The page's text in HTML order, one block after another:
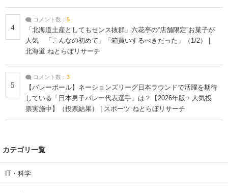
4
コメント数： 5
「北海道土産としてもセンス抜群」六花亭の“店舗限定”お菓子が
人気 「こんなの初めて」「箱買いするべきだった」（1/2） |
北海道 ねとらぼリサーチ
5
コメント数： 3
【バレーボール】ネーションズリーグ日本ラウンドで活躍を期待
している「日本男子バレー代表選手」は？【2026年版・人気投
票実施中】（投票結果） | スポーツ ねとらぼリサーチ
カテゴリ一覧
IT・科学